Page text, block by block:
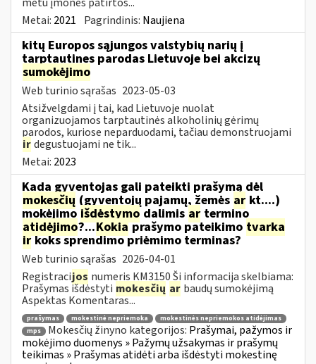
Metai: 2021 Pagrindinis: Naujiena
kitų Europos sąjungos valstybių narių į
tarptautines parodas Lietuvoje bei akcizų
sumokėjimo
Web turinio sąrašas 2023-05-03
Atsižvelgdami į tai, kad Lietuvoje nuolat
organizuojamos tarptautinės alkoholinių gėrimų
parodos, kuriose neparduodami, tačiau demonstruojami
irdegustuojami ne tik...
Metai: 2023
Kada gyventojas gali pateikti prašymą dėl
mokesčių (gyventojų pajamų, žemės ar kt....)
mokėjimo išdėstymo dalimis ar termino
atidėjimo?...Kokiaprašymo pateikimo tvarka
irkoks sprendimo priėmimo terminas?
Web turinio sąrašas 2026-04-01
Registracijos numeris KM3150 Ši informacija skelbiama:
Prašymas išdėstyti mokesčių ar baudų sumokėjimą
Aspektas Komentaras...
prašymas mokestinė nepriemoka
mokestinės nepriemokos atidėjimas
mps
Mokesčių žinyno kategorijos: Prašymai, pažymos ir
mokėjimo duomenys » Pažymų užsakymas ir prašymų
teikimas » Prašymas atidėti arba išdėstyti mokestinę